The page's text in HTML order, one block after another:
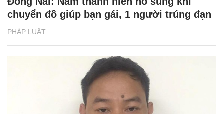
PHÁP LUẬT
chuyển đồ giúp bạn gái, 1 người trúng đạn